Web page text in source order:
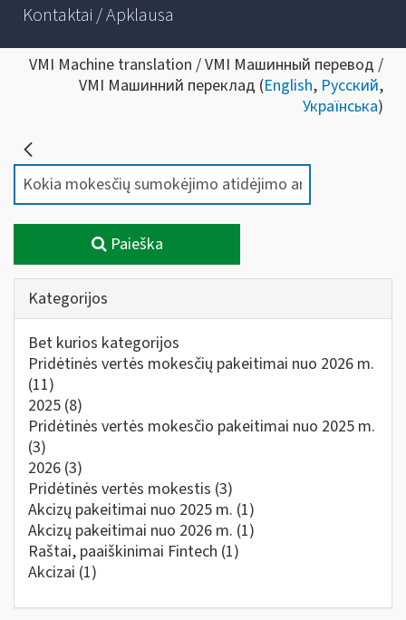
Kontaktai / Apklausa
VMI Machine translation / VMI Машинный перевод /
VMI Машинний переклад (English, Русский,
Українська)
Paieška
Kategorijos
Bet kurios kategorijos
Pridėtinės vertės mokesčių pakeitimai nuo 2026 m.
(11)
2025 (8)
Pridėtinės vertės mokesčio pakeitimai nuo 2025 m.
(3)
2026 (3)
Pridėtinės vertės mokestis (3)
Akcizų pakeitimai nuo 2025 m. (1)
Akcizų pakeitimai nuo 2026 m. (1)
Raštai, paaiškinimai Fintech (1)
Akcizai (1)